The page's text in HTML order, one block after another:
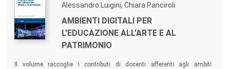
Alessandro Luigini, Chiara Panciroli
AMBIENTI DIGITALI PER
L'EDUCAZIONE ALL'ARTE E AL
PATRIMONIO
Il volume raccoglie i contributi di docenti afferenti agli ambiti